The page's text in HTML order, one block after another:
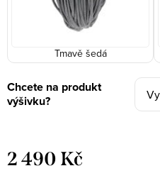
Tmavě šedá
Chcete na produkt
výšivku?
2 490 Kč